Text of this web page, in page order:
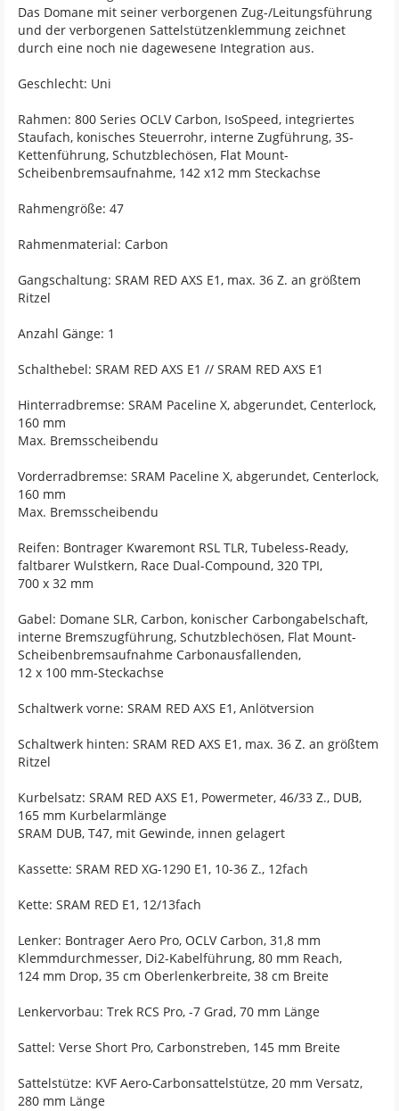
Das Domane mit seiner verborgenen Zug-/Leitungsführung
und der verborgenen Sattelstützenklemmung zeichnet
durch eine noch nie dagewesene Integration aus.
Geschlecht: Uni
Rahmen: 800 Series OCLV Carbon, IsoSpeed, integriertes
Staufach, konisches Steuerrohr, interne Zugführung, 3S-
Kettenführung, Schutzblechösen, Flat Mount-
Scheibenbremsaufnahme, 142 x12 mm Steckachse
Rahmengröße: 47
Rahmenmaterial: Carbon
Gangschaltung: SRAM RED AXS E1, max. 36 Z. an größtem
Ritzel
Anzahl Gänge: 1
Schalthebel: SRAM RED AXS E1 // SRAM RED AXS E1
Hinterradbremse: SRAM Paceline X, abgerundet, Centerlock,
160 mm
Max. Bremsscheibendu
Vorderradbremse: SRAM Paceline X, abgerundet, Centerlock,
160 mm
Max. Bremsscheibendu
Reifen: Bontrager Kwaremont RSL TLR, Tubeless-Ready,
faltbarer Wulstkern, Race Dual-Compound, 320 TPI,
700 x 32 mm
Gabel: Domane SLR, Carbon, konischer Carbongabelschaft,
interne Bremszugführung, Schutzblechösen, Flat Mount-
Scheibenbremsaufnahme Carbonausfallenden,
12 x 100 mm-Steckachse
Schaltwerk vorne: SRAM RED AXS E1, Anlötversion
Schaltwerk hinten: SRAM RED AXS E1, max. 36 Z. an größtem
Ritzel
Kurbelsatz: SRAM RED AXS E1, Powermeter, 46/33 Z., DUB,
165 mm Kurbelarmlänge
SRAM DUB, T47, mit Gewinde, innen gelagert
Kassette: SRAM RED XG-1290 E1, 10-36 Z., 12fach
Kette: SRAM RED E1, 12/13fach
Lenker: Bontrager Aero Pro, OCLV Carbon, 31,8 mm
Klemmdurchmesser, Di2-Kabelführung, 80 mm Reach,
124 mm Drop, 35 cm Oberlenkerbreite, 38 cm Breite
Lenkervorbau: Trek RCS Pro, -7 Grad, 70 mm Länge
Sattel: Verse Short Pro, Carbonstreben, 145 mm Breite
Sattelstütze: KVF Aero-Carbonsattelstütze, 20 mm Versatz,
280 mm Länge